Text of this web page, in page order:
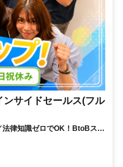
サイドセールス(フル
法律知識ゼロでOK！BtoBスキ